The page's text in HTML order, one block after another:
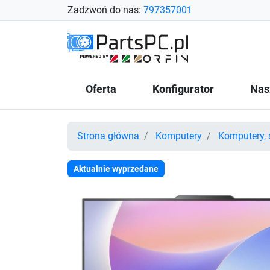
Zadzwoń do nas: 797357001
Oferta Konfigurator
Strona główna Komputery Komputery,
Aktualnie wyprzedane